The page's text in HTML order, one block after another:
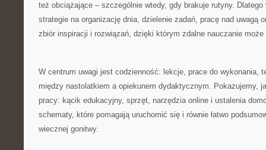
też obciążające – szczególnie wtedy, gdy brakuje rutyny.
strategie na organizację dnia, dzielenie zadań, pracę nad uwagą
zbiór inspiracji i rozwiązań, dzięki którym zdalne nauczanie
W centrum uwagi jest codzienność: lekcje, prace do wykonania,
między nastolatkiem a opiekunem dydaktycznym. Pokazujemy,
pracy: kącik edukacyjny, sprzęt, narzędzia online i ustalenia
schematy, które pomagają uruchomić się i równie łatwo
wiecznej gonitwy.